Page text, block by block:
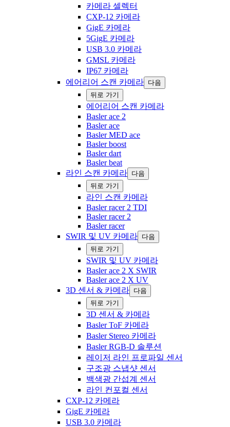
카메라 ‍셀렉터
CXP-12 카메라
GigE 카메라
5GigE 카메라
USB 3.0 카메라
GMSL 카메라
IP67 카메라
에어리어 스캔 카메라 다음
‍뒤로 ‍가기
에어리어 스캔 카메라
Basler ace 2
Basler ace
Basler MED ace
Basler boost
Basler dart
Basler beat
라인 스캔 카메라 다음
‍뒤로 ‍가기
라인 스캔 카메라
Basler racer 2 TDI
Basler racer 2
Basler racer
‌SWIR 및 UV 카메라 다음
‍뒤로 ‍가기
‌SWIR 및 UV 카메라
Basler ace 2 X SWIR
Basler ace 2 X UV
3D 센서 & 카메라 다음
‍뒤로 ‍가기
3D 센서 & 카메라
Basler ToF 카메라
Basler Stereo 카메라
Basler RGB-D 솔루션
레이저 라인 프로파일 센서
구조광 스냅샷 센서
백색광 간섭계 센서
라인 컨포컬 센서
CXP-12 카메라
GigE 카메라
USB 3.0 카메라